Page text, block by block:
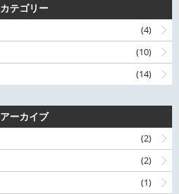
カテゴリー
(4)
(10)
(14)
アーカイブ
(2)
(2)
(1)